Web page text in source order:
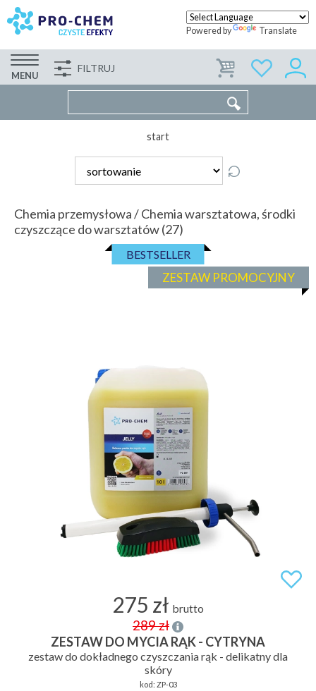
Powered by Translate
MENU
FILTRUJ WSPÓŁPRACA KONTAKT
start
Chemia przemysłowa / Chemia warsztatowa, środki
czyszczące do warsztatów (27)
ZESTAW PROMOCYJNY
BESTSELLER
275 zł brutto
289 zł
ZESTAW DO MYCIA RĄK - CYTRYNA
zestaw do dokładnego czyszczania rąk - delikatny dla
skóry
kod: ZP-03